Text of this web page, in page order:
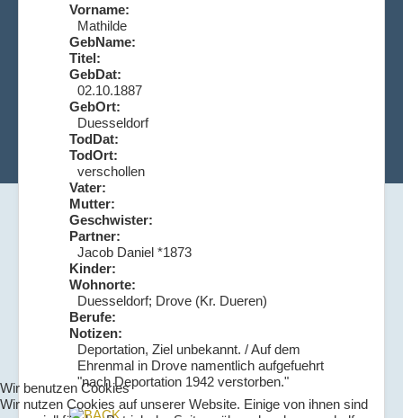
Vorname:
Mathilde
GebName:
Titel:
GebDat:
02.10.1887
GebOrt:
Duesseldorf
TodDat:
TodOrt:
verschollen
Vater:
Mutter:
Geschwister:
Partner:
Jacob Daniel *1873
Kinder:
Wohnorte:
Duesseldorf; Drove (Kr. Dueren)
Berufe:
Notizen:
Deportation, Ziel unbekannt. / Auf dem
Ehrenmal in Drove namentlich aufgefuehrt
"nach Deportation 1942 verstorben."
Wir benutzen Cookies
Wir nutzen Cookies auf unserer Website. Einige von ihnen sind